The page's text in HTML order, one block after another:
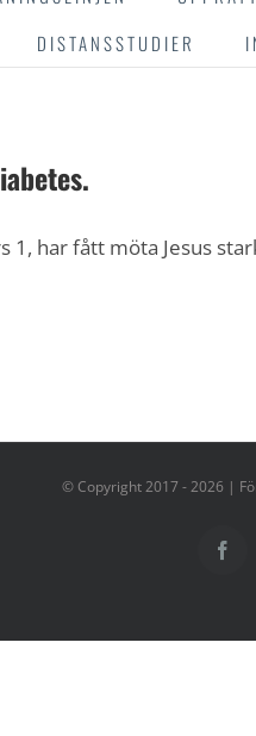
DISTANSSTUDIER
1, har fått möta Jesus
© Copyright 2017 -2026 |